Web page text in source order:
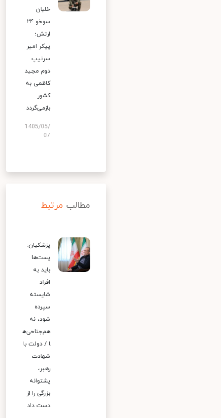
خلبان
سوخو ۲۴
ارتش؛
پیکر امیر
سرتیپ
دوم مجید
کاظمی به
کشور
بازمی‌گردد
1405/05/
07
مطالب مرتبط
پزشکیان:
پست‌ها
باید به
افراد
شایسته
سپرده
شود، نه
هم‌جناحی‌ه
ا / دولت با
شهادت
رهبر،
پشتوانه
بزرگی را از
دست داد